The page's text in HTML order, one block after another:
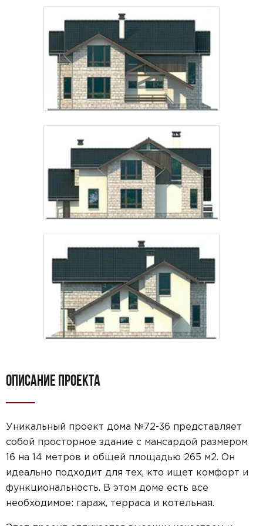
ОПИСАНИЕ ПРОЕКТА
Уникальный проект дома №72-36 представляет
собой просторное здание с мансардой размером
16 на 14 метров и общей площадью 265 м2. Он
идеально подходит для тех, кто ищет комфорт и
функциональность. В этом доме есть все
необходимое: гараж, терраса и котельная.
Звонок
Telegram MAX
согласие на обработку персональных данных
подтверждаю, что ознакомлен(а) с
политикой
обработки персональных данных.